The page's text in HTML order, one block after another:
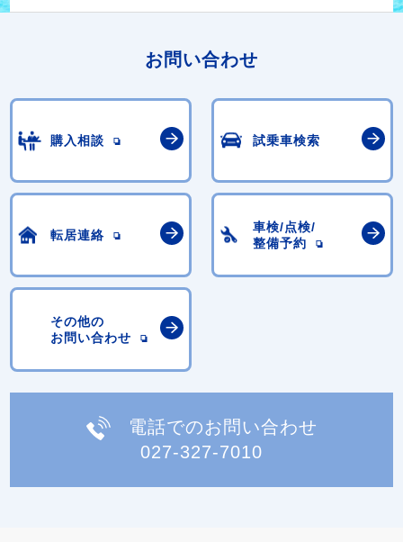
お問い合わせ
購入相談 試乗車検索
転居連絡
車検/点検/
整備予約
その他の
お問い合わせ
電話でのお問い合わせ
027-327-7010